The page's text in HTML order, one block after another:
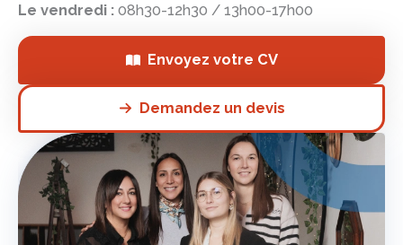
Le vendredi : 08h30-12h30 / 13h00-17h00
Envoyez votre CV
Demandez un devis